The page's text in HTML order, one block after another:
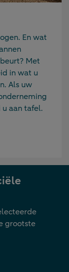
En wat
Met
in wat u
Als uw
aan tafel.
grootste